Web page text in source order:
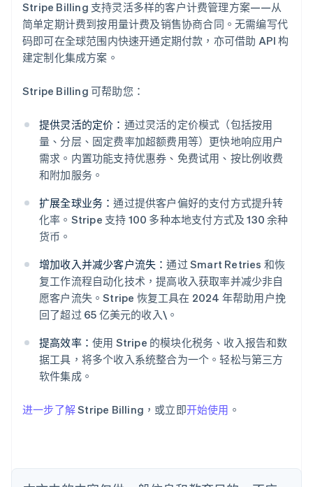
Stripe Billing 支持灵活多样的客户计费管理方案——从
简单定期计费到按用量计费及销售协商合同。无需编写代
码即可在全球范围内快速开通定期付款，亦可借助 API 构
建定制化集成方案。
Stripe Billing 可帮助您：
提供灵活的定价： 通过灵活的定价模式（包括按用
量、分层、固定费率加超额费用等）更快地响应用户
需求。内置功能支持优惠券、免费试用、按比例收费
和附加服务。
扩展全球业务：通过提供客户偏好的支付方式提升转
化率。Stripe 支持 100 多种本地支付方式及 130 余种
货币。
增加收入并减少客户流失：通过 Smart Retries 和恢
复工作流程自动化技术，提高收入获取率并减少非自
愿客户流失。Stripe 恢复工具在 2024 年帮助用户挽
回了超过 65 亿美元的收入\。
提高效率： 使用 Stripe 的模块化税务、收入报告和数
据工具，将多个收入系统整合为一个。轻松与第三方
软件集成。
进一步了解Stripe Billing，或立即开始使用 。
阿联酋
爱尔兰
English
爱沙尼亚
English
奥地利
澳大利亚
English
巴西
保加利亚
English